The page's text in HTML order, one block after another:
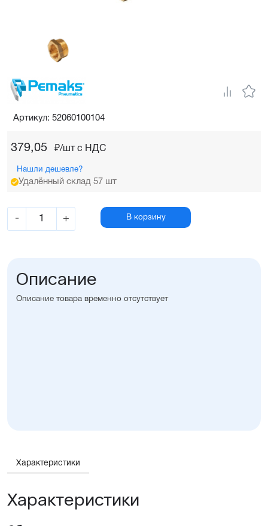
379,05 ₽/шт c НДС
Нашли дешевле?
Удалённый склад 57 шт
- + В корзину
Артикул: 52060100104
Описание
Описание товара временно отсутствует
Характеристики
Характеристики